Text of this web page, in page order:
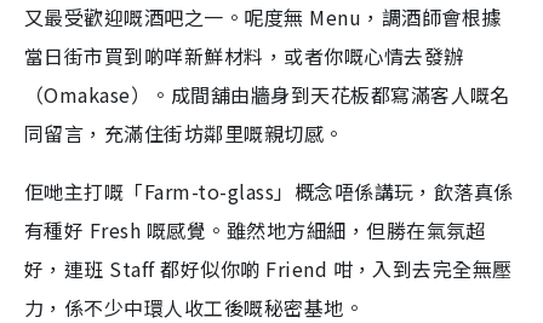
又最受歡迎嘅酒吧之一。呢度無 Menu，調酒師會根據
當日街市買到啲咩新鮮材料，或者你嘅心情去發辦
（Omakase）。成間舖由牆身到天花板都寫滿客人嘅名
同留言，充滿住街坊鄰里嘅親切感。
佢哋主打嘅「Farm-to-glass」概念唔係講玩，飲落真係
有種好 Fresh 嘅感覺。雖然地方細細，但勝在氣氛超
好，連班 Staff 都好似你啲 Friend 咁，入到去完全無壓
力，係不少中環人收工後嘅秘密基地。